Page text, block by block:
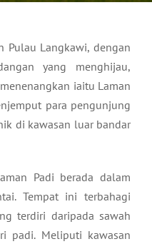
Pulau Langkawi, dengan
yang menghijau,
iaitu Laman
para pengunjung
di kawasan luar bandar
Padi berada dalam
Tempat ini terbahagi
terdiri daripada sawah
padi. Meliputi kawasan